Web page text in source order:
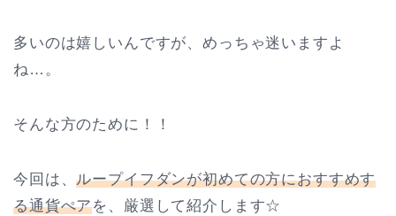
多いのは嬉しいんですが、めっちゃ迷いますよ
ね…。
そんな方のために！！
今回は、ループイフダンが初めての方におすすめす
る通貨ぺアを、厳選して紹介します☆